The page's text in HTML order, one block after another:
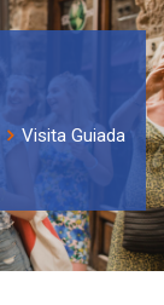
Visita Guiada